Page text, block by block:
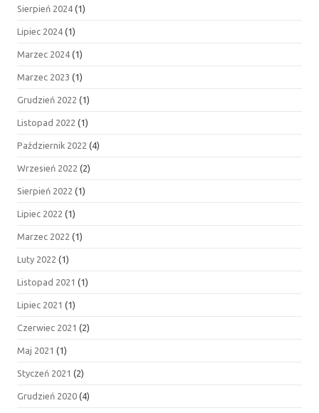
Sierpień 2024 (1)
Lipiec 2024 (1)
Marzec 2024 (1)
Marzec 2023 (1)
Grudzień 2022 (1)
Listopad 2022 (1)
Październik 2022 (4)
Wrzesień 2022 (2)
Sierpień 2022 (1)
Lipiec 2022 (1)
Marzec 2022 (1)
Luty 2022 (1)
Listopad 2021 (1)
Lipiec 2021 (1)
Czerwiec 2021 (2)
Maj 2021 (1)
Styczeń 2021 (2)
Grudzień 2020 (4)